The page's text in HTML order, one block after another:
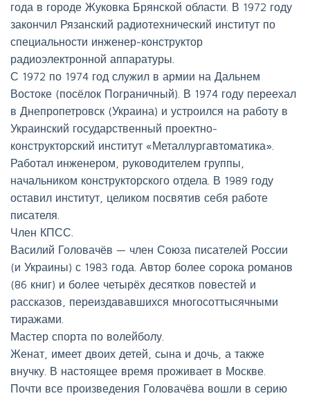
года в городе Жуковка Брянской области. В 1972 году
закончил Рязанский радиотехнический институт по
специальности инженер-конструктор
радиоэлектронной аппаратуры.
С 1972 по 1974 год служил в армии на Дальнем
Востоке (посёлок Пограничный). В 1974 году переехал
в Днепропетровск (Украина) и устроился на работу в
Украинский государственный проектно-
конструкторский институт «Металлургавтоматика».
Работал инженером, руководителем группы,
начальником конструкторского отдела. В 1989 году
оставил институт, целиком посвятив себя работе
писателя.
Член КПСС.
Василий Головачёв — член Союза писателей России
(и Украины) с 1983 года. Автор более сорока романов
(86 книг) и более четырёх десятков повестей и
рассказов, переиздававшихся многосоттысячными
тиражами.
Мастер спорта по волейболу.
Женат, имеет двоих детей, сына и дочь, а также
внучку. В настоящее время проживает в Москве.
Почти все произведения Головачёва вошли в серию